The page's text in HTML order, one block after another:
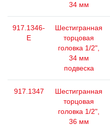
34 мм
917.1346-
E
Шестигранная
торцовая
головка 1/2",
34 мм
подвеска
917.1347
Шестигранная
торцовая
головка 1/2",
36 мм